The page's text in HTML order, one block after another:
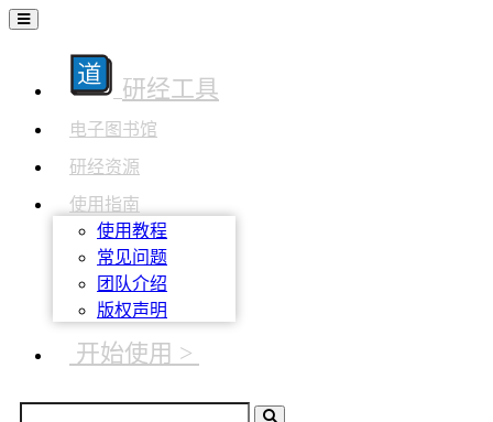
研经工具
电子图书馆
研经资源
使用指南
使用教程
常见问题
团队介绍
版权声明
开始使用 >